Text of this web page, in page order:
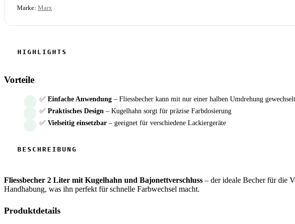
Marke: Marx
Vorteile
✅ Einfache Anwendung – Fliessbecher kann mit nur einer halben Umdrehung
✅ Praktisches Design – Kugelhahn sorgt für präzise Farbdosierung
✅ Vielseitig einsetzbar – geeignet für verschiedene Lackiergeräte
Fliessbecher 2 Liter mit Kugelhahn und Bajonettverschluss – der ideale Becher für die
Handhabung, was ihn perfekt für schnelle Farbwechsel macht.
Produktdetails